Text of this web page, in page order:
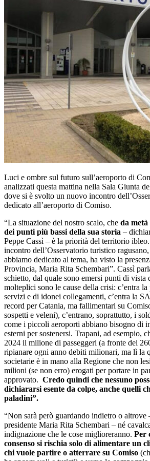
Luci e ombre sul futuro sull’aeroporto di
analizzati questa mattina nella Sala Giunta
dove si è svolto un nuovo incontro
dedicato all’aeroporto di Comiso.
“La situazione del nostro scalo, che da metà
dei punti più bassi della sua storia –
Peppe Cassì – è la priorità del territorio
incontro dell’Osservatorio turistico
abbiamo dedicato al tema, ha visto la
Provincia, Maria Rita Schembari”. Cassì
schietto, dal quale sono emersi punti di vista
molteplici sono le cause della crisi: c’entra
servizi e di idonei collegamenti, c’entra la
record per Catania, ma fallimentari su
sospetti e veleni), c’entrano, soprattutto, i
come i piccoli aeroporti abbiano bisogno di
esterni per sostenersi. Trapani, ad esempio,
2024 il milione di passeggeri (a fronte dei
ripianare ogni anno debiti milionari, ma lì la
societarie è in mano alla Regione che non
milioni (se non erro) erogati per portare in
approvato. Credo quindi che nessuno
dichiararsi esente da colpe, anche quelli
paladini”.
“Non sarà però guardando indietro o altrove
presidente Maria Rita Schembari – né
indignazione che le cose miglioreranno. Per
consenso si rischia solo di alimentare un
chi vuole partire o atterrare su Comiso